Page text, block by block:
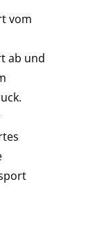
vom
ab und